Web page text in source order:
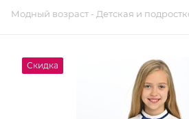
Модный возраст - Детская и
Скидка